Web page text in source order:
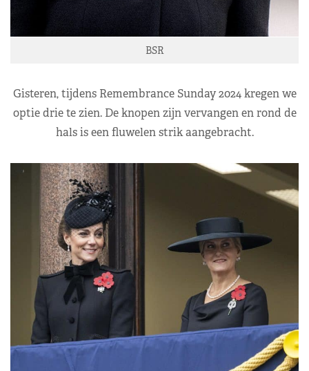
BSR
Gisteren, tijdens Remembrance Sunday 2024 kregen we
optie drie te zien. De knopen zijn vervangen en rond de
hals is een fluwelen strik aangebracht.